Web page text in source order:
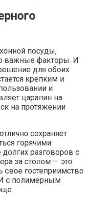
посуды,
важные факторы. И
для обоих
крепким и
и
царапин на
на протяжении
сохраняет
горячими
разговоров с
за столом — это
свое гостеприимство
с полимерным